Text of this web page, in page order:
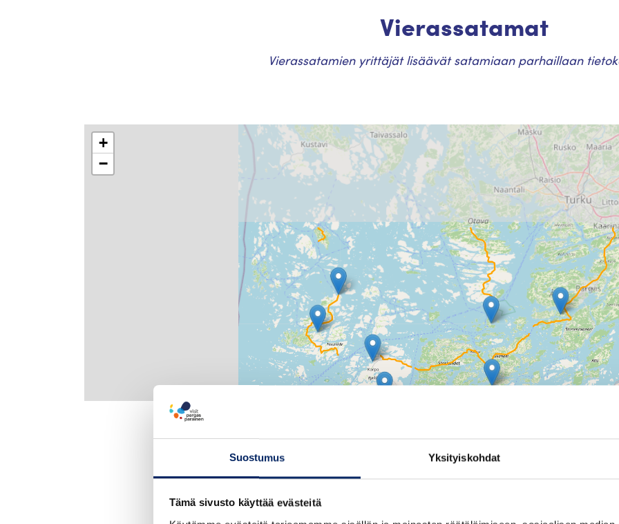
Suostumus Yksityiskohdat
Tämä sivusto käyttää evästeitä
Vierassatamat
Vierassatamien yrittäjät lisäävät satamiaan parhaillaan
2
2
2
+
−